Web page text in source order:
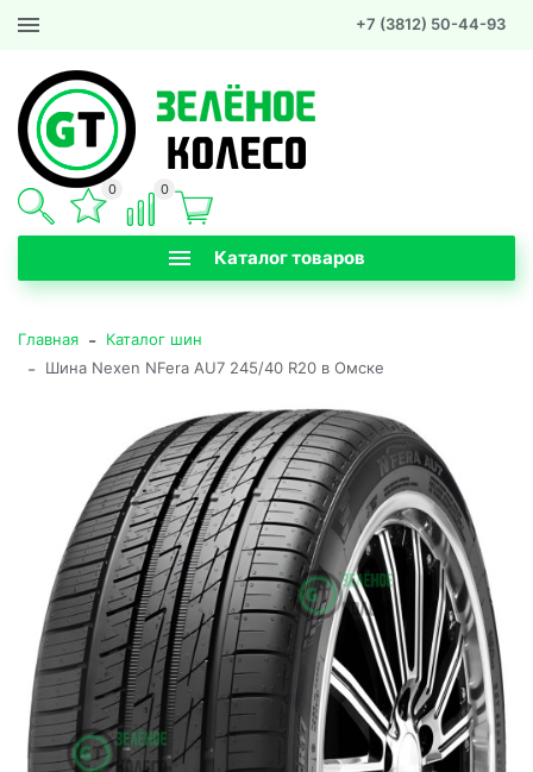
+7 (3812) 50-44-93
Каталог товаров
0 0
Главная - Каталог шин
- Шина Nexen NFera AU7 245/40 R20 в Омске